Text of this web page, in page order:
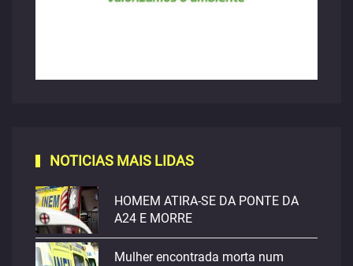
NOTICIAS MAIS LIDAS
HOMEM ATIRA-SE DA PONTE DA
A24 E MORRE
Mulher encontrada morta num